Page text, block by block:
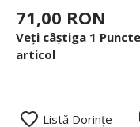
71,00 RON
Veți câștiga 1
articol
Listă Dorințe